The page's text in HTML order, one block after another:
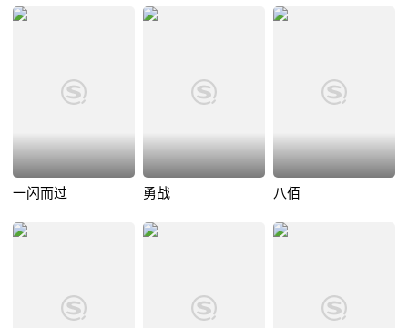
一闪而过 勇战 八佰